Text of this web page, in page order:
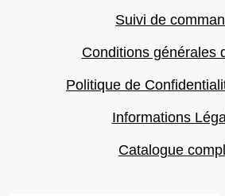
Suivi de
Conditions générales
Politique de
Informations
Catalogue